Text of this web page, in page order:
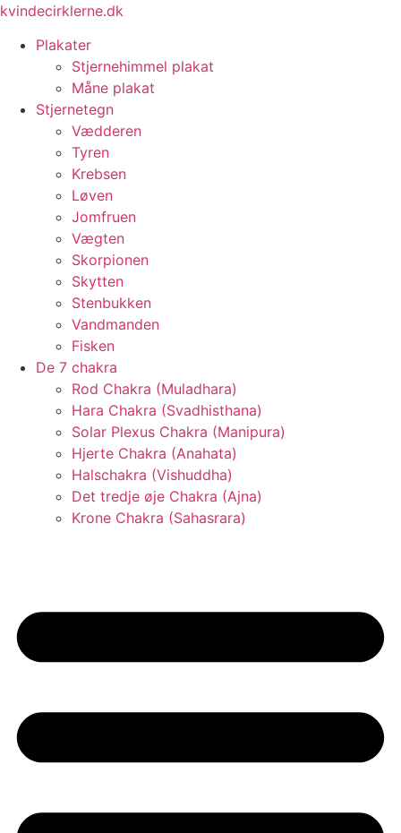
Videre
indhold
kvindecirklerne.dk
Plakater
Stjernehimmel plakat
Måne plakat
Stjernetegn
Vædderen
Tyren
Krebsen
Løven
Jomfruen
Vægten
Skorpionen
Skytten
Stenbukken
Vandmanden
Fisken
De 7 chakra
Rod Chakra (Muladhara)
Hara Chakra (Svadhisthana)
Solar Plexus Chakra (Manipura)
Hjerte Chakra (Anahata)
Halschakra (Vishuddha)
Det tredje øje Chakra (Ajna)
Krone Chakra (Sahasrara)